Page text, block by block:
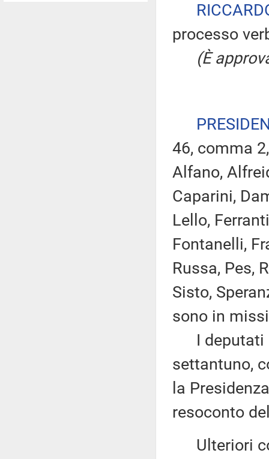
processo
(È
46, comma
Alfano,
Caparini,
Lello,
Fontanelli,
Russa, Pes,
Sisto,
sono in
I deputati
settantuno,
la
resoconto
Ulteriori